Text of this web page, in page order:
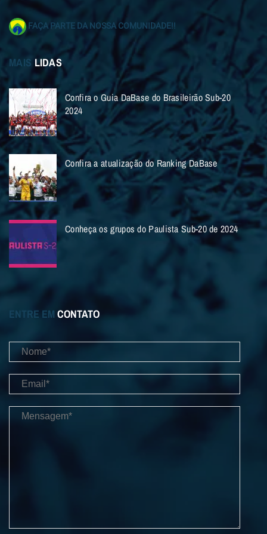
FAÇA PARTE DA NOSSA COMUNIDADE!!
MAIS LIDAS
Confira o Guia DaBase do Brasileirão Sub-20
2024
Confira a atualização do Ranking DaBase
Conheça os grupos do Paulista Sub-20 de 2024
ENTRE EM CONTATO